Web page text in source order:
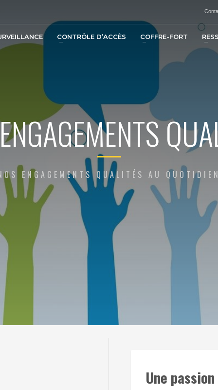
CONTRÔLE D’ACCÈS COFFRE-FORT
ENGAGEMENTS QUALITÉS AU
Une